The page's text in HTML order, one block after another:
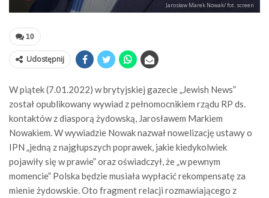
Jarosław Marek Nowak/ fot. screen
10
Udostępnij
W piątek (7.01.2022) w brytyjskiej gazecie „Jewish News”
został opublikowany wywiad z pełnomocnikiem rządu RP ds.
kontaktów z diasporą żydowską, Jarosławem Markiem
Nowakiem. W wywiadzie Nowak nazwał nowelizację ustawy o
IPN „jedną z najgłupszych poprawek, jakie kiedykolwiek
pojawiły się w prawie” oraz oświadczył, że „w pewnym
momencie” Polska będzie musiała wypłacić rekompensatę za
mienie żydowskie. Oto fragment relacji rozmawiającego z